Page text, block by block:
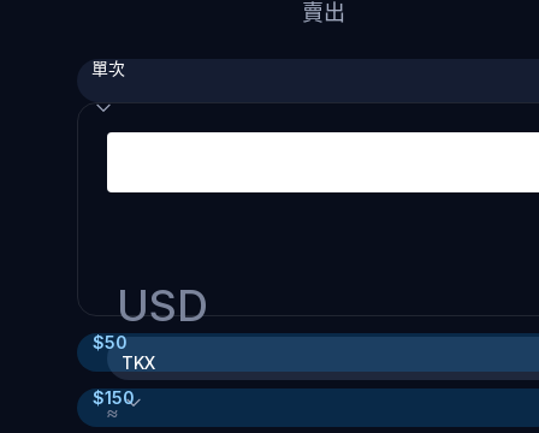
賣出
單次
USD
TKX
≈
$50
$150